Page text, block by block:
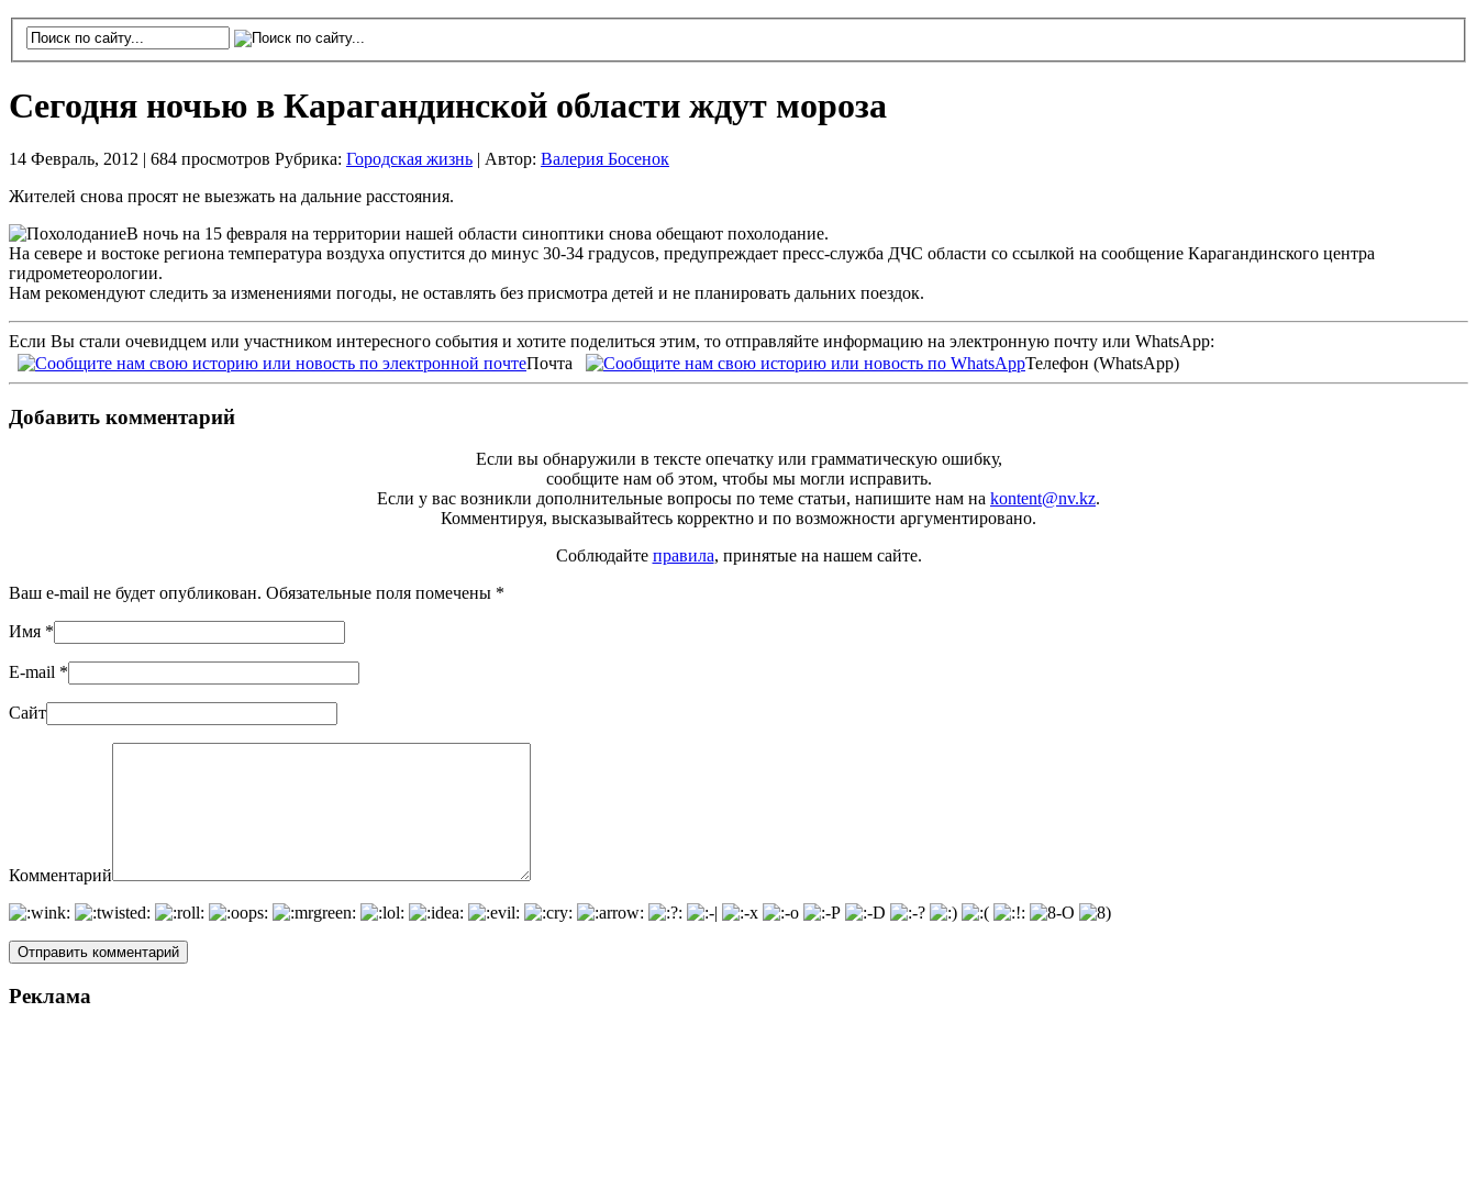
Сегодня ночью в Карагандинской области ждут мороза
14 Февраль, 2012 | 684 просмотров Рубрика: Городская жизнь Автор: Валерия Босенок
Жителей снова просят не выезжать на дальние расстояния.
В ночь на 15 февраля на территории нашей области синоптики снова обещают похолодание.
На севере и востоке региона температура воздуха опустится до минус 30-34 градусов, предупреждает пресс-служба ДЧС области со ссылкой на сообщение Карагандинского центра
гидрометеорологии.
Нам рекомендуют следить за изменениями погоды, не оставлять без присмотра детей и не планировать дальних поездок.
Если Вы стали очевидцем или участником интересного события и хотите поделиться этим, то отправляйте информацию на электронную почту или WhatsApp:
Почта
Телефон (WhatsApp)
Добавить комментарий
Если вы обнаружили в тексте опечатку или грамматическую ошибку,
сообщите нам об этом, чтобы мы могли исправить.
Если у вас возникли дополнительные вопросы по теме статьи, напишите нам на kontent@nv.kz.
Комментируя, высказывайтесь корректно и по возможности аргументировано.
Соблюдайте правила, принятые на нашем сайте.
Ваш e-mail не будет опубликован. Обязательные поля помечены *
Имя *
E-mail *
Сайт
Комментарий
Реклама